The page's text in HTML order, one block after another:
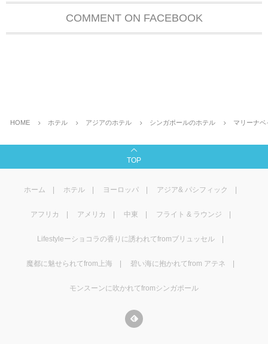
COMMENT ON FACEBOOK
HOME ホテル アジアのホテル シンガポールのホテル マリーナベ
TOP
ホーム ホテル ヨーロッパ アジア& パシフィック
アフリカ アメリカ 中東 フライト & ラウンジ
Lifestyleーショコラの香りに誘われてfromブリュッセル
魔都に魅せられてfrom上海 碧い海に抱かれてfrom アテネ
モンスーンに吹かれてfromシンガポール